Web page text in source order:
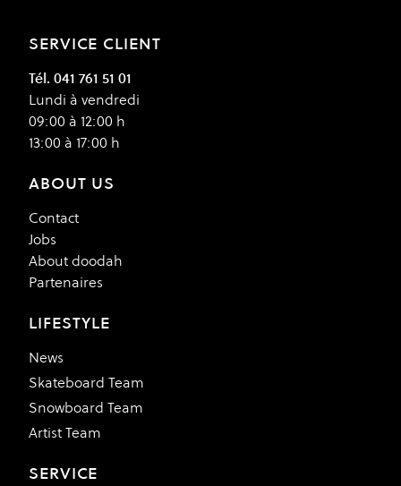
SERVICE CLIENT
Tél. 041 761 51 01
Lundi à vendredi
09:00 à 12:00 h
13:00 à 17:00 h
ABOUT US
Contact
Jobs
About doodah
Partenaires
LIFESTYLE
News
Skateboard Team
Snowboard Team
Artist Team
SERVICE